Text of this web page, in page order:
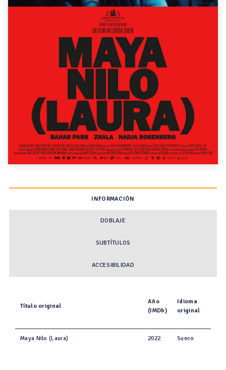
INFORMACIÓN
DOBLAJE
SUBTÍTULOS
ACCESIBILIDAD
Título original
Año
(IMDb)
Idioma
original
Maya Nilo (Laura) 2022 Sueco